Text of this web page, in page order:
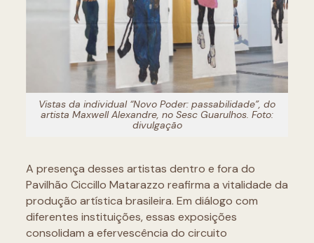
Vistas da individual “Novo Poder: passabilidade”, do
artista Maxwell Alexandre, no Sesc Guarulhos. Foto:
divulgação
A presença desses artistas dentro e fora do
Pavilhão Ciccillo Matarazzo reafirma a vitalidade da
produção artística brasileira. Em diálogo com
diferentes instituições, essas exposições
consolidam a efervescência do circuito